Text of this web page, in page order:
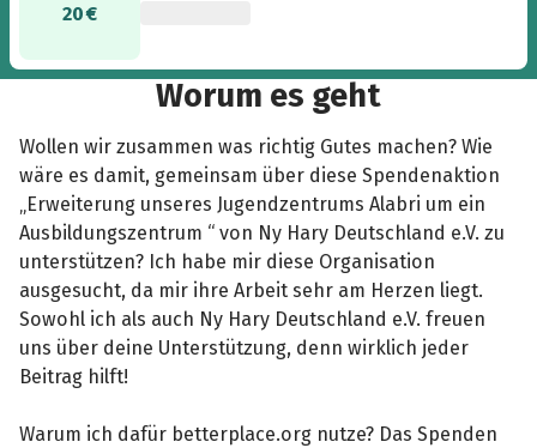
20 €
Worum es geht
Wollen wir zusammen was richtig Gutes machen? Wie
wäre es damit, gemeinsam über diese Spendenaktion
„Erweiterung unseres Jugendzentrums Alabri um ein
Ausbildungszentrum “ von Ny Hary Deutschland e.V. zu
unterstützen? Ich habe mir diese Organisation
ausgesucht, da mir ihre Arbeit sehr am Herzen liegt.
Sowohl ich als auch Ny Hary Deutschland e.V. freuen
uns über deine Unterstützung, denn wirklich jeder
Beitrag hilft!
Warum ich dafür betterplace.org nutze? Das Spenden